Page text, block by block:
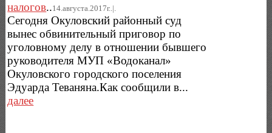
налогов..14.августа.2017г..|.
Сегодня Окуловский районный суд
вынес обвинительный приговор по
уголовному делу в отношении бывшего
руководителя МУП «Водоканал»
Окуловского городского поселения
Эдуарда Теваняна.Как сообщили в...
далее